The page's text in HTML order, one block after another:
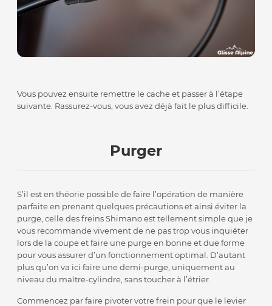
Vous pouvez ensuite remettre le cache et passer à l’étape
suivante. Rassurez-vous, vous avez déjà fait le plus difficile.
Purger
S’il est en théorie possible de faire l’opération de manière
parfaite en prenant quelques précautions et ainsi éviter la
purge, celle des freins Shimano est tellement simple que je
vous recommande vivement de ne pas trop vous inquiéter
lors de la coupe et faire une purge en bonne et due forme
pour vous assurer d’un fonctionnement optimal. D’autant
plus qu’on va ici faire une demi-purge, uniquement au
niveau du maître-cylindre, sans toucher à l’étrier.
Commencez par faire pivoter votre frein pour que le levier